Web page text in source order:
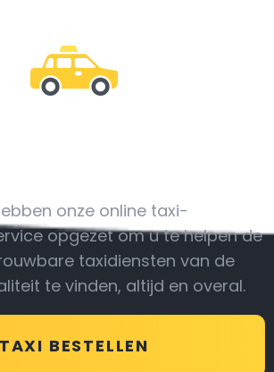
onze online taxi-
opgezet om u te helpen de
taxidiensten van de
te vinden, altijd en overal.
TAXI BESTELLEN